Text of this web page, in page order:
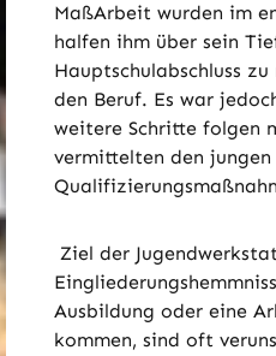
MaßArbeit wurden im
halfen ihm über sein
Hauptschulabschluss
den Beruf. Es war
weitere Schritte folgen
vermittelten den jungen
Ziel der
Ausbildung oder eine
kommen, sind oft